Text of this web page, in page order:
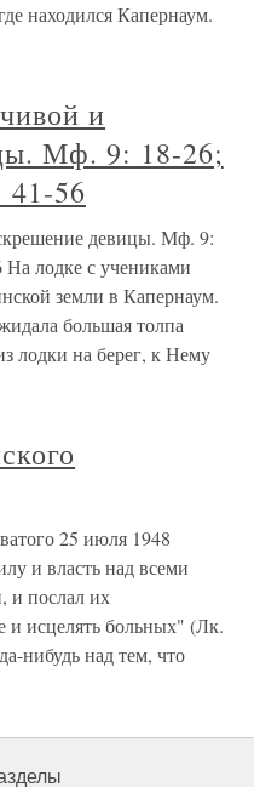
находился Капернаум.
и
Мф. 9: 18-26;
56
девицы. Мф. 9:
лодке с учениками
земли в Капернаум.
большая толпа
лодки на берег, к Нему
25 июля 1948
и власть над всеми
и послал их
и исцелять больных" (Лк.
нибудь над тем, что